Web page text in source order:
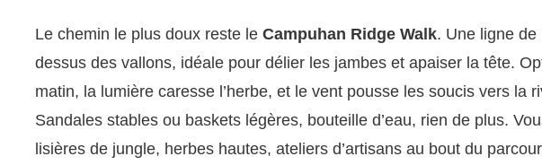
Le chemin le plus doux reste le Campuhan Ridge Walk. Une ligne de
dessus des vallons, idéale pour délier les jambes et apaiser la tête.
matin, la lumière caresse l’herbe, et le vent pousse les soucis vers la
Sandales stables ou baskets légères, bouteille d’eau, rien de plus.
lisières de jungle, herbes hautes, ateliers d’artisans au bout du